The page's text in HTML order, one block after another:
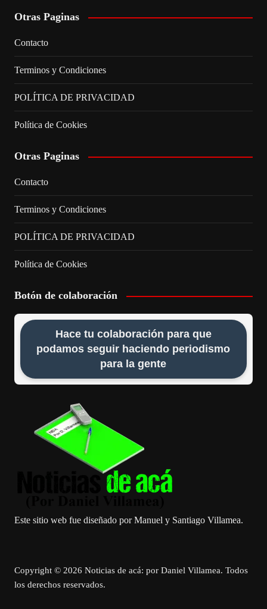
Otras Paginas
Contacto
Terminos y Condiciones
POLÍTICA DE PRIVACIDAD
Política de Cookies
Otras Paginas
Contacto
Terminos y Condiciones
POLÍTICA DE PRIVACIDAD
Política de Cookies
Botón de colaboración
Hace tu colaboración para que
podamos seguir haciendo periodismo
para la gente
Este sitio web fue diseñado por Manuel y Santiago Villamea.
Copyright © 2026 Noticias de acá: por Daniel Villamea. Todos
los derechos reservados.